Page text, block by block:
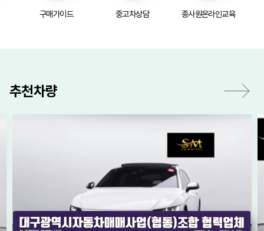
구매가이드 중고차상담 종사원온라인교육
추천차량